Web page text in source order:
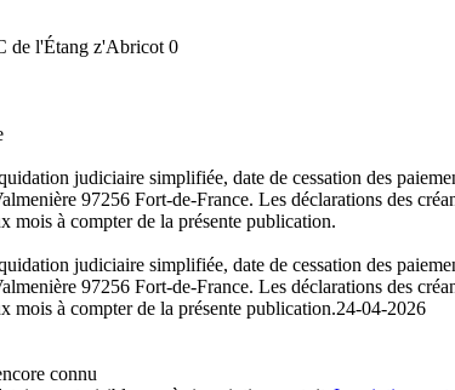
de l'Étang z'Abricot 0
judiciaire simplifiée, date de cessation des
97256 Fort-de-France. Les déclarations des
mois à compter de la présente publication.
judiciaire simplifiée, date de cessation des
97256 Fort-de-France. Les déclarations des
mois à compter de la présente publication.24-04-2026
connu